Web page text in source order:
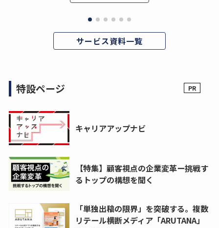
サービス資料一覧
特設ページ
キャリアアップナビ
【特集】顧客視点の企業変革ー挑戦す
るトップの構想を聞く
「単独出稿の限界」を突破する。複数
リテール横断メディア「ARUTANA」